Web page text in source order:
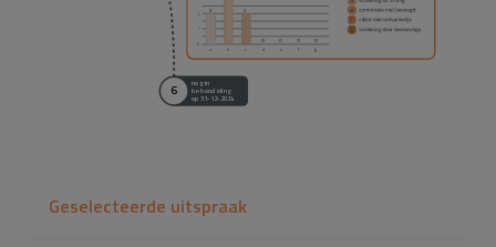
0
2 2
a b
2
c
0
d
0
e
0
f
0
g
6 nog in
behandeling
op 31-12-2024
Geselecteerde uitspraak